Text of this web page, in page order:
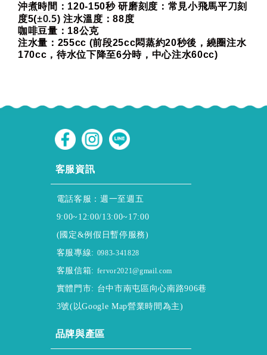
沖煮時間：120-150秒 研磨刻度：常見小飛馬平刀刻
度5(±0.5) 注水溫度：88度
咖啡豆量：18公克
注水量：255cc (前段25cc悶蒸約20秒後，繞圈注水
170cc，待水位下降至6分時，中心注水60cc)
客服資訊
電話客服：週一至週五
9:00~12:00/13:00~17:00
(國定&例假日暫停服務)
客服專線: 0983-341828
客服信箱: fervor2021@gmail.com
實體門市: 台中市南屯區向心南路906巷
3號(以Google Map營業時間為主)
品牌與產區
About ssscafe